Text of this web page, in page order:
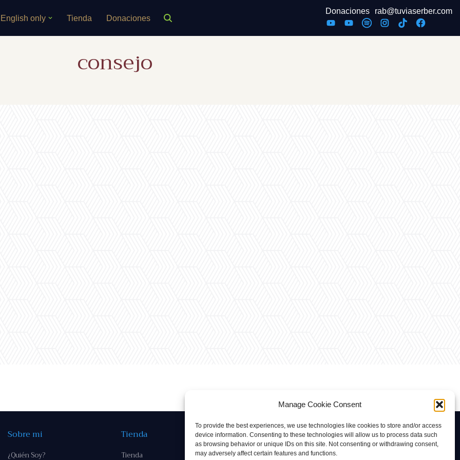
Manage Cookie Consent
To provide the best experiences, we use technologies like cookies to store and/or access
device information. Consenting to these technologies will allow us to process data such
as browsing behavior or unique IDs on this site. Not consenting or withdrawing consent,
may adversely affect certain features and functions.
English only Tienda Donaciones
Donaciones rab@tuviaserber.com
consejo
Sobre mi
¿Quién Soy?
Tienda
Tienda
Contacto
rab@tuviaserber.com